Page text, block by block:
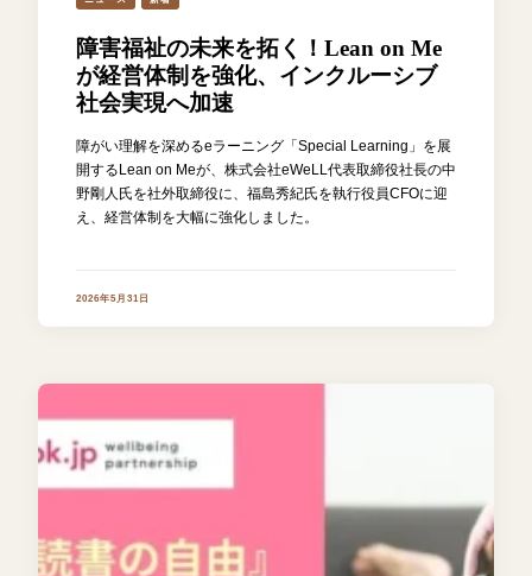
障害福祉の未来を拓く！Lean on Me
が経営体制を強化、インクルーシブ
社会実現へ加速
障がい理解を深めるeラーニング「Special Learning」を展
開するLean on Meが、株式会社eWeLL代表取締役社長の中
野剛人氏を社外取締役に、福島秀紀氏を執行役員CFOに迎
え、経営体制を大幅に強化しました。
2026年5月31日